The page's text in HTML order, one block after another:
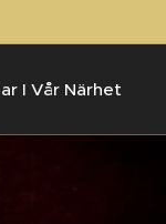
I Vår Närhet